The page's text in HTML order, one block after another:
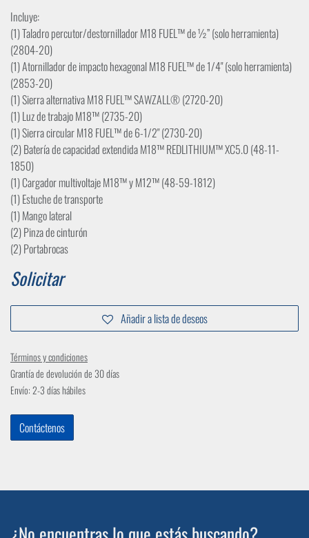
Incluye:
(1) Taladro percutor/destornillador M18 FUEL™ de ½” (solo herramienta)
(2804-20)
(1) Atornillador de impacto hexagonal M18 FUEL™ de 1/4" (solo herramienta)
(2853-20)
(1) Sierra alternativa M18 FUEL™ SAWZALL® (2720-20)
(1) Luz de trabajo M18™ (2735-20)
(1) Sierra circular M18 FUEL™ de 6-1/2" (2730-20)
(2) Batería de capacidad extendida M18™ REDLITHIUM™ XC5.0 (48-11-
1850)
(1) Cargador multivoltaje M18™ y M12™ (48-59-1812)
(1) Estuche de transporte
(1) Mango lateral
(2) Pinza de cinturón
(2) Portabrocas
Solicitar
Añadir a lista de deseos
Términos y condiciones
Grantía de devolución de 30 días
Envío: 2-3 días hábiles
Contáctenos